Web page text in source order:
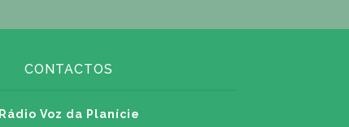
CONTACTOS
Rádio Voz da Planície